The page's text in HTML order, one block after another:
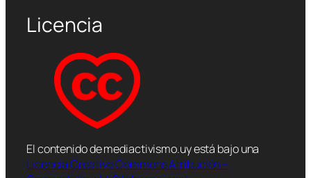
Licencia
El contenido de mediactivismo.uy está bajo una
Licencia Creative Commons Atribución –